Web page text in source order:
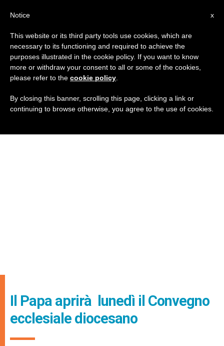
Il Papa aprirà lunedì il Convegno
ecclesiale diocesano
x
Notice
This website or its third party tools use cookies, which are
necessary to its functioning and required to achieve the
purposes illustrated in the cookie policy. If you want to know
more or withdraw your consent to all or some of the cookies,
please refer to the cookie policy
By closing this banner, scrolling this page, clicking a link or
continuing to browse otherwise, you agree to the use of cookies.